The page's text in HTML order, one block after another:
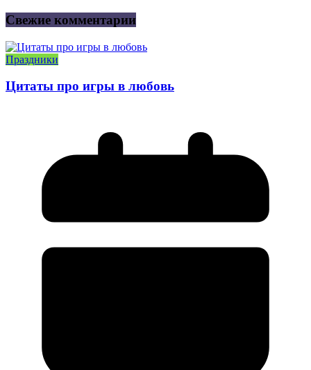
Свежие комментарии
Праздники
Цитаты про игры в любовь